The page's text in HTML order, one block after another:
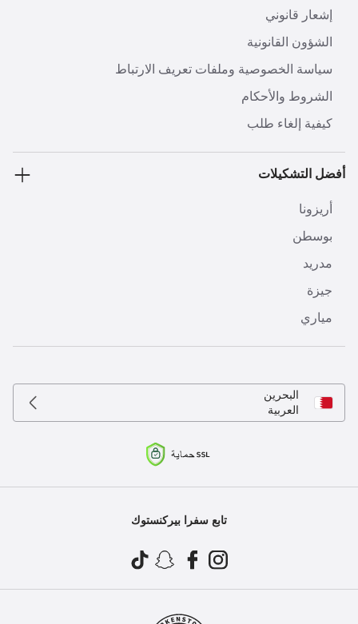
إشعار قانوني
الشؤون القانونية
سياسة الخصوصية وملفات تعريف الارتباط
الشروط والأحكام
كيفية إلغاء طلب
أفضل التشكيلات
أريزونا
بوسطن
مدريد
جيزة
مياري
البحرين
العربية
تابع سفرا بيركنستوك